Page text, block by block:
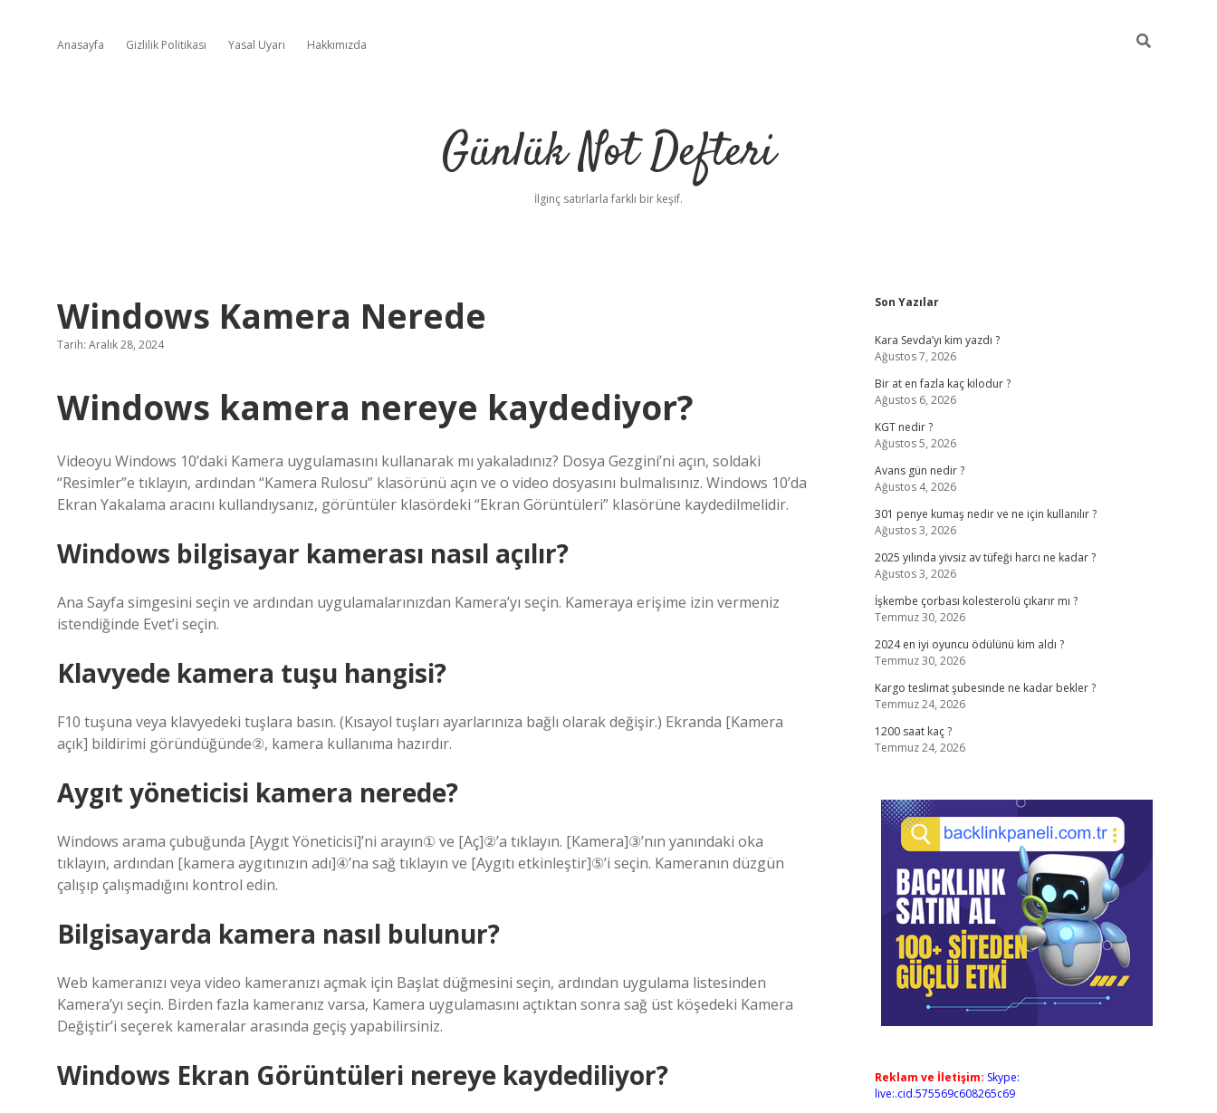
Anasayfa Gizlilik Politikası Yasal Uyarı Hakkımızda
Günlük Not Defteri
İlginç satırlarla farklı bir keşif.
Windows Kamera Nerede
Tarih: Aralık 28, 2024
Windows kamera nereye kaydediyor?
Videoyu Windows 10’daki Kamera uygulamasını kullanarak mı yakaladınız? Dosya Gezgini’ni açın, soldaki
“Resimler”e tıklayın, ardından “Kamera Rulosu” klasörünü açın ve o video dosyasını bulmalısınız. Windows 10’da
Ekran Yakalama aracını kullandıysanız, görüntüler klasördeki “Ekran Görüntüleri” klasörüne kaydedilmelidir.
Windows bilgisayar kamerası nasıl açılır?
Ana Sayfa simgesini seçin ve ardından uygulamalarınızdan Kamera’yı seçin. Kameraya erişime izin vermeniz
istendiğinde Evet’i seçin.
Klavyede kamera tuşu hangisi?
F10 tuşuna veya klavyedeki tuşlara basın. (Kısayol tuşları ayarlarınıza bağlı olarak değişir.) Ekranda [Kamera
açık] bildirimi göründüğünde②, kamera kullanıma hazırdır.
Aygıt yöneticisi kamera nerede?
Windows arama çubuğunda [Aygıt Yöneticisi]’ni arayın① ve [Aç]②’a tıklayın. [Kamera]③’nın yanındaki oka
tıklayın, ardından [kamera aygıtınızın adı]④’na sağ tıklayın ve [Aygıtı etkinleştir]⑤’i seçin. Kameranın düzgün
çalışıp çalışmadığını kontrol edin.
Bilgisayarda kamera nasıl bulunur?
Web kameranızı veya video kameranızı açmak için Başlat düğmesini seçin, ardından uygulama listesinden
Kamera’yı seçin. Birden fazla kameranız varsa, Kamera uygulamasını açtıktan sonra sağ üst köşedeki Kamera
Değiştir’i seçerek kameralar arasında geçiş yapabilirsiniz.
Windows Ekran Görüntüleri nereye kaydediliyor?
Sidebar
Son Yazılar
Kara Sevda’yı kim yazdı ?
Ağustos 7, 2026
Bir at en fazla kaç kilodur ?
Ağustos 6, 2026
KGT nedir ?
Ağustos 5, 2026
Avans gün nedir ?
Ağustos 4, 2026
301 penye kumaş nedir ve ne için kullanılır ?
Ağustos 3, 2026
2025 yılında yivsiz av tüfeği harcı ne kadar ?
Ağustos 3, 2026
İşkembe çorbası kolesterolü çıkarır mı ?
Temmuz 30, 2026
2024 en iyi oyuncu ödülünü kim aldı ?
Temmuz 30, 2026
Kargo teslimat şubesinde ne kadar bekler ?
Temmuz 24, 2026
1200 saat kaç ?
Temmuz 24, 2026
Reklam ve İletişim: Skype:
live:.cid.575569c608265c69